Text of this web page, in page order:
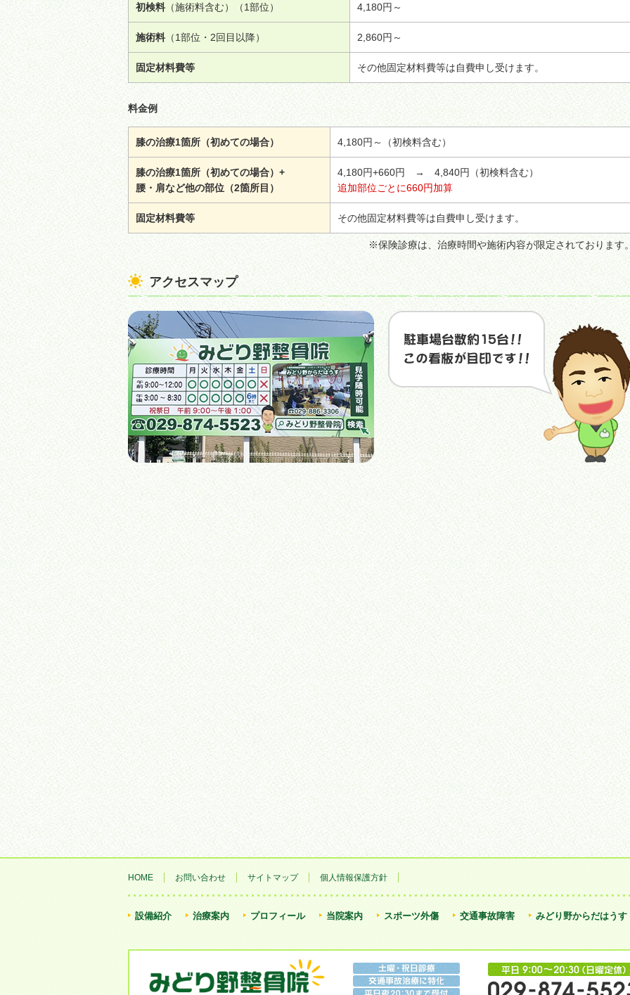
初検料 （施術料含む）（1部位） 4,180円～
施術料 （1部位・2回目以降） 2,860円～
固定材料費等 その他固定材料費等は自費申し受けます。
料金例
膝の治療1箇所（初めての場合） 4,180円～（初検料含む）
膝の治療1箇所（初めての場合）+
腰・肩など他の部位（2箇所目）
4,180円+660円 → 4,840円（初検料含む）
追加部位ごとに660円加算
固定材料費等 その他固定材料費等は自費申し受けます。
※保険診療は、治療時間や施術内容が限定されております
アクセスマップ
HOME お問い合わせ サイトマップ 個人情報保護方針
設備紹介 治療案内 プロフィール 当院案内 スポーツ外傷 交通事故障害 みどり野からだはうす